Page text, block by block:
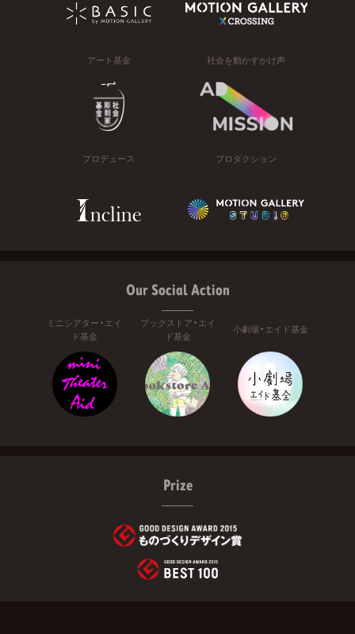
アート基金 社会を動かすかけ声
プロデュース プロダクション
Our Social Action
ミニシアター・エイ
ド基金
ブックストア・エイ
ド基金
小劇場・エイド基金
Prize